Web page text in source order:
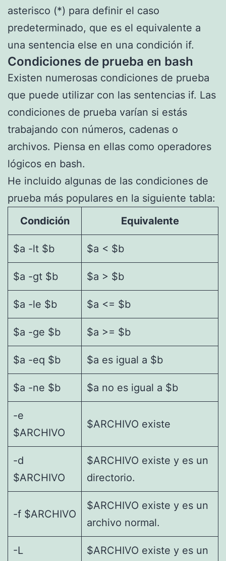
asterisco (*) para definir el caso
predeterminado, que es el equivalente a
una sentencia else en una condición if.
Condiciones de prueba en bash
Existen numerosas condiciones de prueba
que puede utilizar con las sentencias if. Las
condiciones de prueba varían si estás
trabajando con números, cadenas o
archivos. Piensa en ellas como operadores
lógicos en bash.
He incluido algunas de las condiciones de
prueba más populares en la siguiente tabla:
Condición
Equivalente
$a -lt $b $a < $b
$a -gt $b $a > $b
$a -le $b $a <= $b
$a -ge $b $a >= $b
$a -eq $b $a es igual a $b
$a -ne $b $a no es igual a $b
-e
$ARCHIVO
$ARCHIVO existe
-d
$ARCHIVO
$ARCHIVO existe y es un
directorio.
-f $ARCHIVO
$ARCHIVO existe y es un
archivo normal.
-L
$ARCHIVO existe y es un